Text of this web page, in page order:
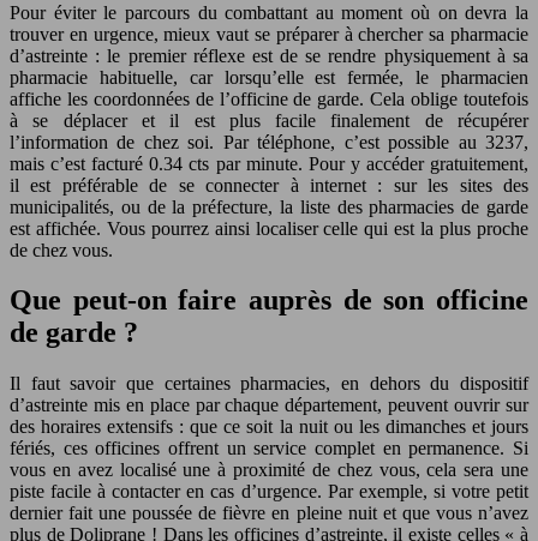
Pour éviter le parcours du combattant au moment où on devra la
trouver en urgence, mieux vaut se préparer à chercher sa pharmacie
d’astreinte : le premier réflexe est de se rendre physiquement à sa
pharmacie habituelle, car lorsqu’elle est fermée, le pharmacien
affiche les coordonnées de l’officine de garde. Cela oblige toutefois
à se déplacer et il est plus facile finalement de récupérer
l’information de chez soi. Par téléphone, c’est possible au 3237,
mais c’est facturé 0.34 cts par minute. Pour y accéder gratuitement,
il est préférable de se connecter à internet : sur les sites des
municipalités, ou de la préfecture, la liste des pharmacies de garde
est affichée. Vous pourrez ainsi localiser celle qui est la plus proche
de chez vous.
Que peut-on faire auprès de son officine
de garde ?
Il faut savoir que certaines pharmacies, en dehors du dispositif
d’astreinte mis en place par chaque département, peuvent ouvrir sur
des horaires extensifs : que ce soit la nuit ou les dimanches et jours
fériés, ces officines offrent un service complet en permanence. Si
vous en avez localisé une à proximité de chez vous, cela sera une
piste facile à contacter en cas d’urgence. Par exemple, si votre petit
dernier fait une poussée de fièvre en pleine nuit et que vous n’avez
plus de Doliprane ! Dans les officines d’astreinte, il existe celles « à